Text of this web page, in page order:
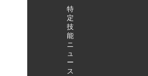
特
定
技
能
ニ
ュ
ー
ス